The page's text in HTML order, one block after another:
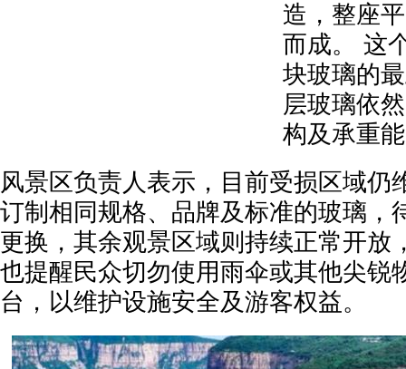
造，整座
而成。 这
块玻璃的
层玻璃依
构及承重
风景区负责人表示，目前受损区域仍
订制相同规格、品牌及标准的玻璃，
更换，其余观景区域则持续正常开放
也提醒民众切勿使用雨伞或其他尖锐
台，以维护设施安全及游客权益。